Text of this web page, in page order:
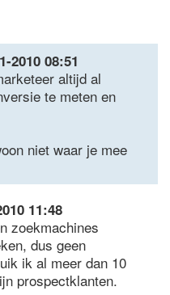
2010 08:51
altijd al
te meten en
niet waar je mee
11:48
zoekmachines
dus geen
ik al meer dan 10
prospectklanten.